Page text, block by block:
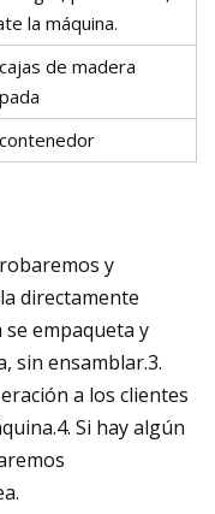
la máquina.
de madera
y
directamente
se empaqueta y
sin ensamblar.3.
a los clientes
Si hay algún